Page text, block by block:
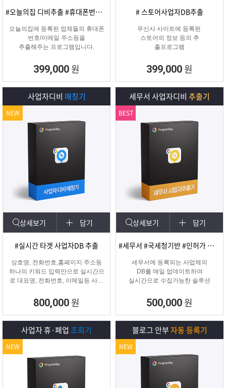
#오늘의집 디비추출 #휴대폰번호/이메일
오늘의집에 등록된 업체들의 휴대폰
번호/이메일 주소등을
추출해주는 프로그램입니다.
399,000 원
# 스토어사업자DB추출
무신사 사이트에 등록된
스토어의 정보 등의 추
출프로그램
399,000 원
사업자디비 매칭기
상세보기 담기
#실시간 타겟 사업자DB 추출
상호명, 전화번호,홈페이지 주소등
하나의 키워드 입력만으로 실시간으
로 대표명, 전화번호, 이메일등 사업
800,000 원
NEW
세무서 사업자디비 추출기
상세보기 담기
#세무서 #국세청기반 #인허가 개업·신규 사업자디비
세무서에 등록되는 사업체의
DB를 매일 업데이트하여
실시간으로 수집가능한 솔루션
500,000 원
BEST
사업자 휴·폐업 조회기
NEW
블로그 안부자동 등록기
NEW